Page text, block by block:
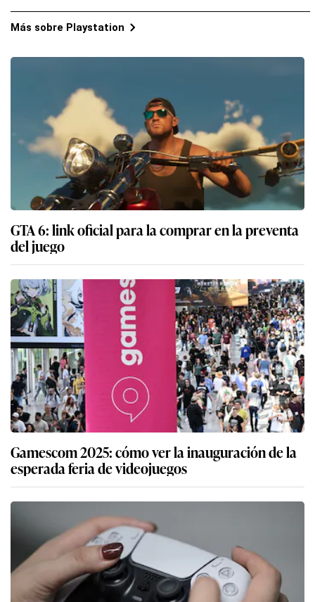
Más sobre Playstation
GTA 6: link oficial para la comprar en la preventa
del juego
Gamescom 2025: cómo ver la inauguración de la
esperada feria de videojuegos